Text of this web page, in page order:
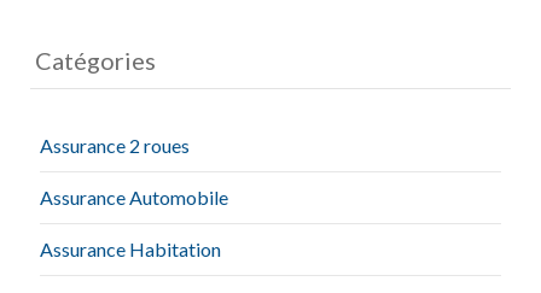
Catégories
Assurance 2 roues
Assurance Automobile
Assurance Habitation